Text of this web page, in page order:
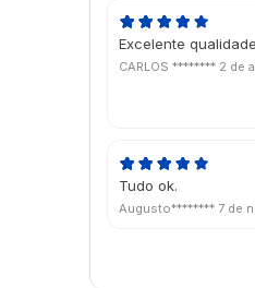
Excelente qualidade
CARLOS ******** 2 de
Tudo ok.
Augusto******** 7 de